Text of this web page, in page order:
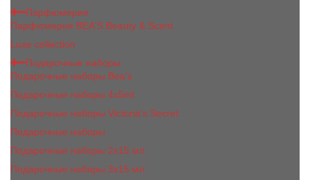
Парфюмерия
Парфюмерия BEA'S Beauty & Scent
Luxe collection
Подарочные наборы
Подарочные наборы Bea's
Подарочные наборы 4х5ml
Подарочные наборы Victoria's Secret
Подарочные наборы
Подарочные наборы 2x15 мл
Подарочные наборы 3х15 мл